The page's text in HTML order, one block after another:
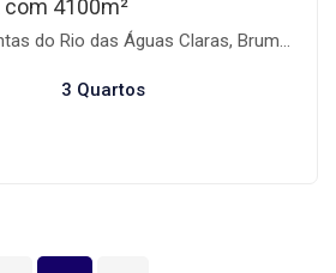
com 4100m²
Rio das Águas Claras, Brumadinho-MG
3 Quartos